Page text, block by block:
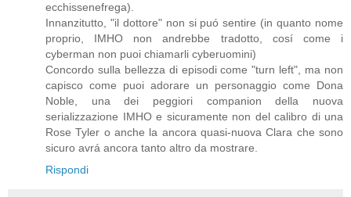
ecchissenefrega).
Innanzitutto, "il dottore" non si puó sentire (in quanto nome
proprio, IMHO non andrebbe tradotto, cosí come i
cyberman non puoi chiamarli cyberuomini)
Concordo sulla bellezza di episodi come "turn left", ma non
capisco come puoi adorare un personaggio come Dona
Noble, una dei peggiori companion della nuova
serializzazione IMHO e sicuramente non del calibro di una
Rose Tyler o anche la ancora quasi-nuova Clara che sono
sicuro avrá ancora tanto altro da mostrare.
Rispondi